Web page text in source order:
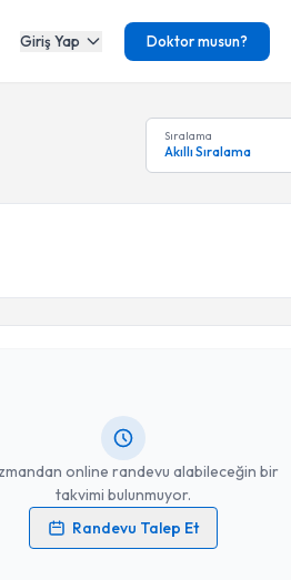
Giriş Yap Doktor musun?
Sıralama
Akıllı Sıralama
online randevu alabileceğin bir
takvimi bulunmuyor.
Randevu Talep Et
Ayan
işlenmesine ilişkinAydınlatma Metni